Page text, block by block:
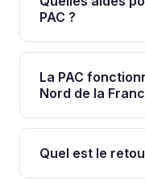
PAC ?
MaPrimeRénov'
revenus et le type
EURO-
La PAC
Nord de la
Absolument. Les
efficacement
Quel est le